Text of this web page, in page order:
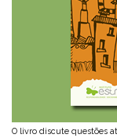
O livro discute questões